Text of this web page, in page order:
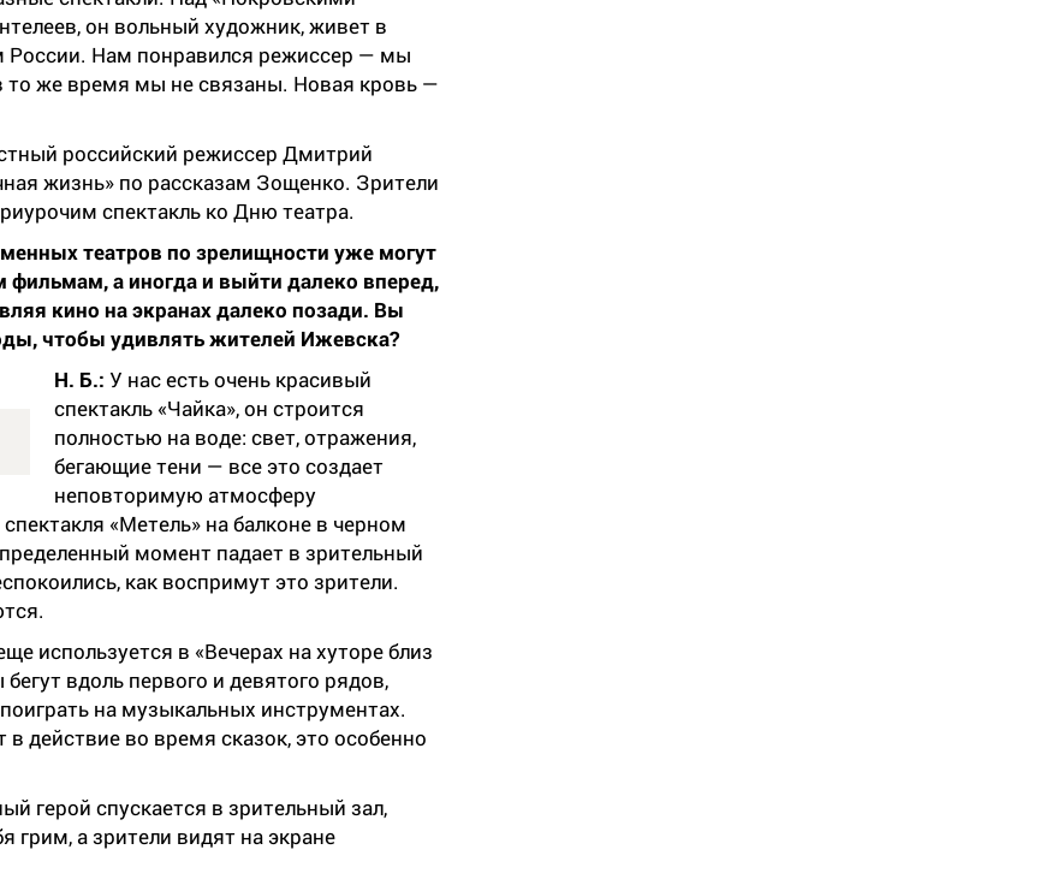
он вольный художник, живет в
России. Нам понравился режиссер — мы
то же время мы не связаны. Новая кровь —
российский режиссер Дмитрий
жизнь» по рассказам Зощенко. Зрители
спектакль ко Дню театра.
театров по зрелищности уже могут
а иногда и выйти далеко вперед,
кино на экранах далеко позади. Вы
чтобы удивлять жителей Ижевска?
Н. Б.: У нас есть очень красивый
спектакль «Чайка», он строится
полностью на воде: свет, отражения,
бегающие тени — все это создает
неповторимую атмосферу
«Метель» на балконе в черном
момент падает в зрительный
как воспримут это зрители.
используется в «Вечерах на хуторе близ
вдоль первого и девятого рядов,
на музыкальных инструментах.
действие во время сказок, это особенно
герой спускается в зрительный зал,
грим, а зрители видят на экране